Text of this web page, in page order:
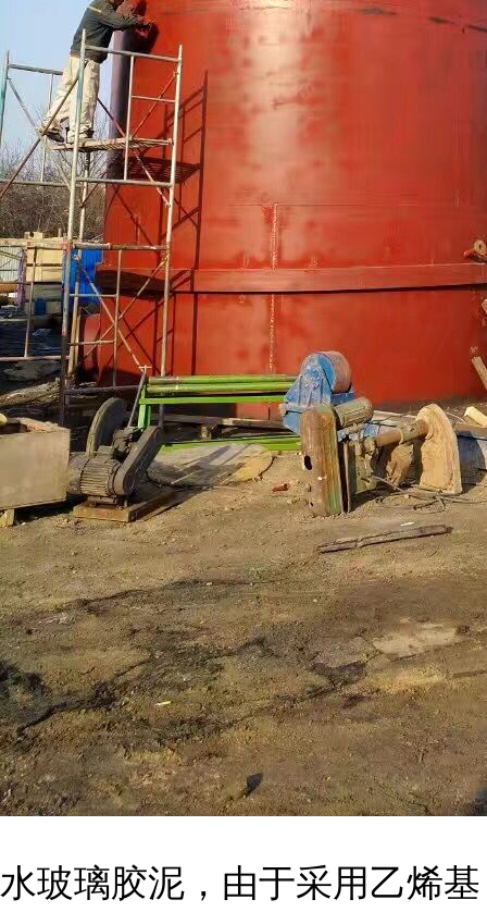
水玻璃胶泥，由于采用乙烯基